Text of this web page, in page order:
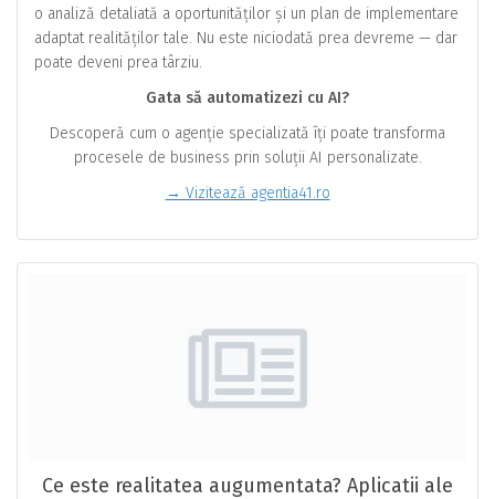
o analiză detaliată a oportunităților și un plan de implementare
adaptat realităților tale. Nu este niciodată prea devreme — dar
poate deveni prea târziu.
Gata să automatizezi cu AI?
Descoperă cum o agenție specializată îți poate transforma
procesele de business prin soluții AI personalizate.
→ Vizitează agentia41.ro
Ce este realitatea augumentata? Aplicatii ale